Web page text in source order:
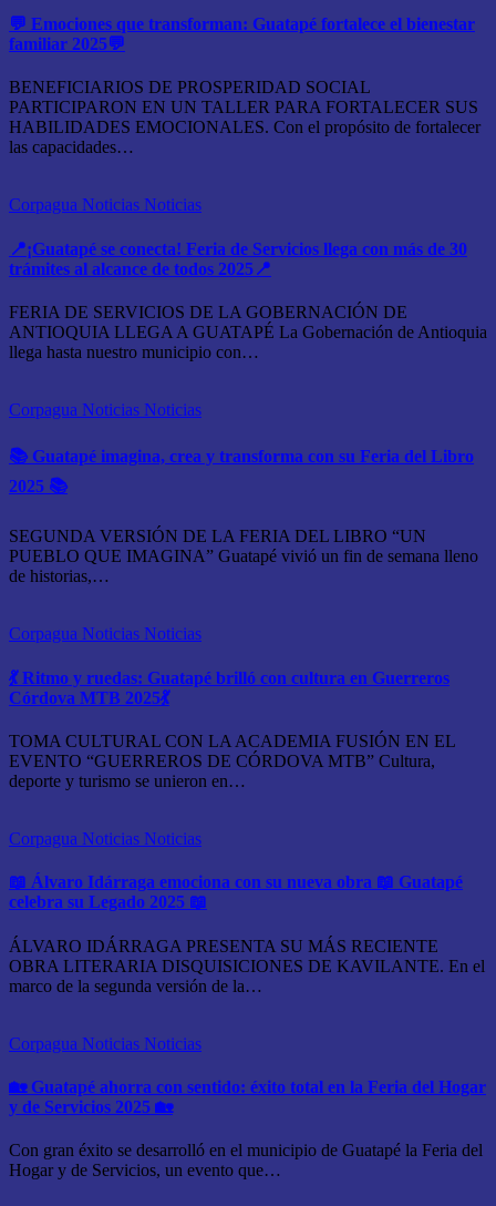
💬 Emociones que transforman: Guatapé fortalece el bienestar
familiar 2025💬
BENEFICIARIOS DE PROSPERIDAD SOCIAL
PARTICIPARON EN UN TALLER PARA FORTALECER SUS
HABILIDADES EMOCIONALES. Con el propósito de fortalecer
las capacidades…
Corpagua Noticias Noticias
📍¡Guatapé se conecta! Feria de Servicios llega con más de 30
trámites al alcance de todos 2025📍
FERIA DE SERVICIOS DE LA GOBERNACIÓN DE
ANTIOQUIA LLEGA A GUATAPÉ La Gobernación de Antioquia
llega hasta nuestro municipio con…
Corpagua Noticias Noticias
📚 Guatapé imagina, crea y transforma con su Feria del Libro
2025 📚
SEGUNDA VERSIÓN DE LA FERIA DEL LIBRO “UN
PUEBLO QUE IMAGINA” Guatapé vivió un fin de semana lleno
de historias,…
Corpagua Noticias Noticias
💃 Ritmo y ruedas: Guatapé brilló con cultura en Guerreros
Córdova MTB 2025💃
TOMA CULTURAL CON LA ACADEMIA FUSIÓN EN EL
EVENTO “GUERREROS DE CÓRDOVA MTB” Cultura,
deporte y turismo se unieron en…
Corpagua Noticias Noticias
📖 Álvaro Idárraga emociona con su nueva obra 📖 Guatapé
celebra su Legado 2025 📖
ÁLVARO IDÁRRAGA PRESENTA SU MÁS RECIENTE
OBRA LITERARIA DISQUISICIONES DE KAVILANTE. En el
marco de la segunda versión de la…
Corpagua Noticias Noticias
🏡 Guatapé ahorra con sentido: éxito total en la Feria del Hogar
y de Servicios 2025 🏡
Con gran éxito se desarrolló en el municipio de Guatapé la Feria del
Hogar y de Servicios, un evento que…